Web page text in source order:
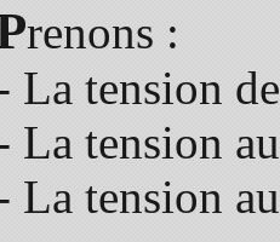
renons :
La tension
La tension
La tension